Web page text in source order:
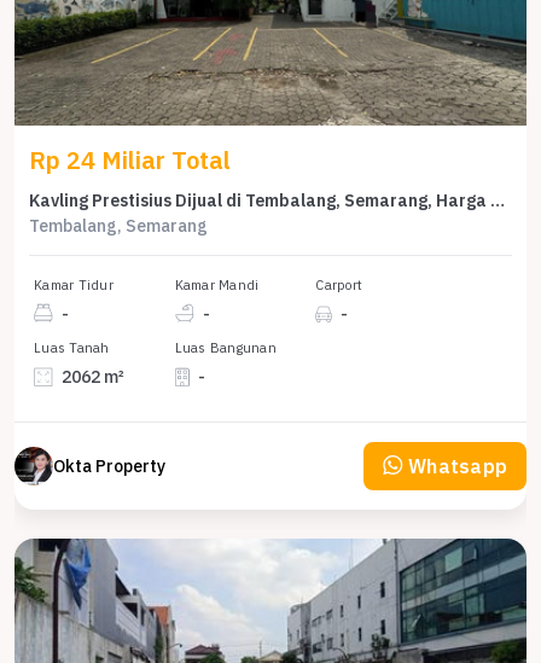
Rp 24 Miliar Total
Kavling Prestisius Dijual di Tembalang, Semarang, Harga 24 Miliar
Tembalang, Semarang
Kamar Tidur
-
Kamar Mandi
-
Carport
-
Luas Tanah
2062 m²
Luas Bangunan
-
Okta Property Whatsapp